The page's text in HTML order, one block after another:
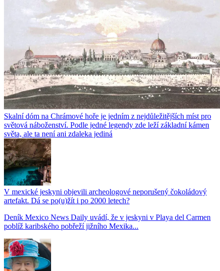
Skalní dóm na Chrámové hoře je jedním z nejdůležitějších míst pro
světová náboženství. Podle jedné legendy zde leží základní kámen
světa, ale ta není ani zdaleka jediná
V mexické jeskyni objevili archeologové neporušený čokoládový
artefakt. Dá se po(u)žít i po 2000 letech?
Deník Mexico News Daily uvádí, že v jeskyni v Playa del Carmen
poblíž karibského pobřeží jižního Mexika...